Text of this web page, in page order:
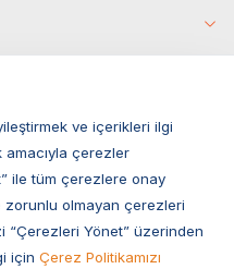
ve içerikleri ilgi
amacıyla çerezler
ile tüm çerezlere onay
zorunlu olmayan çerezleri
Yönet” üzerinden
için Çerez Politikamızı